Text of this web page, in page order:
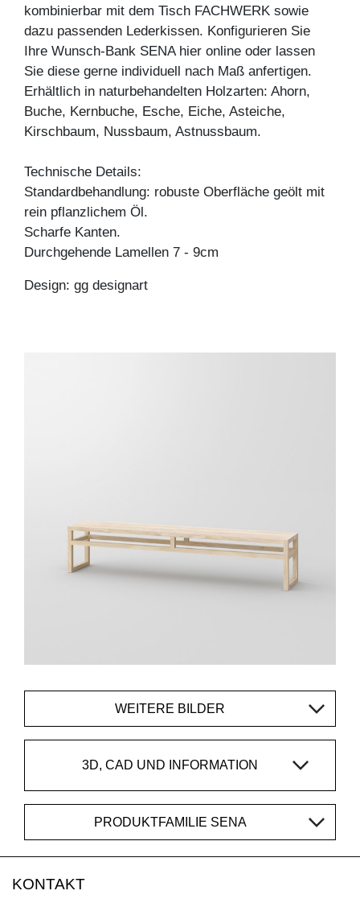
kombinierbar mit dem Tisch FACHWERK sowie
dazu passenden Lederkissen. Konfigurieren Sie
Ihre Wunsch-Bank SENA hier online oder lassen
Sie diese gerne individuell nach Maß anfertigen.
Erhältlich in naturbehandelten Holzarten: Ahorn,
Buche, Kernbuche, Esche, Eiche, Asteiche,
Kirschbaum, Nussbaum, Astnussbaum.
Technische Details:
Standardbehandlung: robuste Oberfläche geölt mit
rein pflanzlichem Öl.
Scharfe Kanten.
Durchgehende Lamellen 7 - 9cm
Design: gg designart
WEITERE BILDER
3D, CAD UND INFORMATION
PRODUKTFAMILIE SENA
KONTAKT